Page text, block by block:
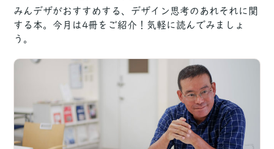
みんデザがおすすめする、デザイン思考のあれそれに関
する本。今月は4冊をご紹介！気軽に読んでみましょ
う。